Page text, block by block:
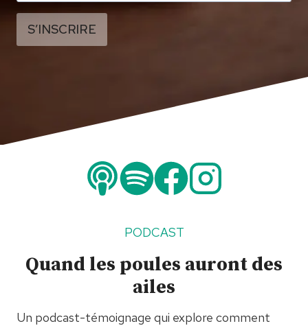
S’INSCRIRE
PODCAST
Quand les poules auront des
ailes
Un podcast-témoignage qui explore comment